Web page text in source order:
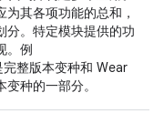
其各项功能的总和，
分。特定模块提供的功
。例
完整版本变种和 Wear
种的一部分。